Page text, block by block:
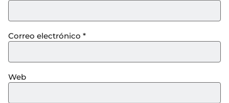
Correo electrónico *
Web